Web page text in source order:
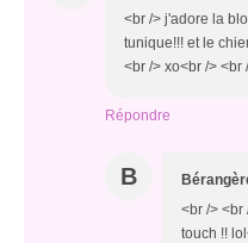
<br /> j'adore la
tunique!!! et le
<br /> xo<br /> <br
Répondre
B
<br /> <br
touch !!